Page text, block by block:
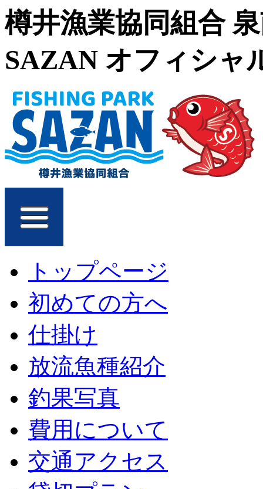
樽井漁業協同組合
SAZAN オフィシャ
トップページ
初めての方へ
仕掛け
放流魚種紹介
釣果写真
費用について
交通アクセス